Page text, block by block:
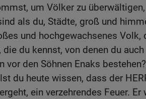
um Völker zu
als du, Städte, groß und
und hochgewachsenes Volk,
die du kennst, von denen du
vor den Söhnen Enaks bestehen?
du heute wissen, dass der
ein verzehrendes Feuer.